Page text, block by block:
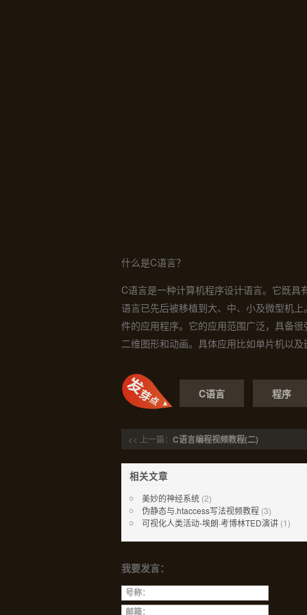
什么是C语言？
C语言是一种计算机程序设计语言。它既
语言已先后被移植到大、中、小及微型机
件的应用程序。它的应用范围广泛，具备
二维图形和动画。具体应用比如单片机以及
C语言 程序
<< 上一篇： C语言编程视频教程(二)
相关文章
美妙的神经系统 (2)
伪静态与.htaccess写法视频教程 (3)
可视化人类活动-埃朗·考博林TED演讲 (1)
我要发言：
号称：
邮箱：